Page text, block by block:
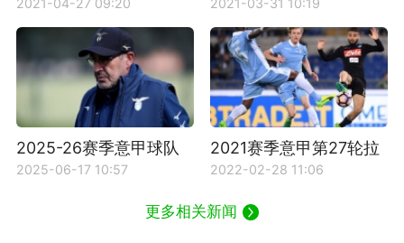
拉齐奥跌至第5位
意甲年度最佳主教练
2025-26赛季意甲球队
拉齐奥主教练是谁？
2025-06-17 10:57
2021赛季意甲第27轮拉
齐奥VS那不勒斯比赛回
2022-02-28 11:06
更多相关新闻